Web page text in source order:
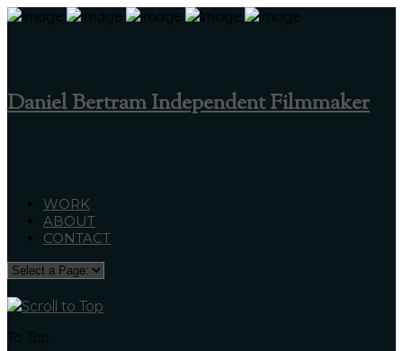
Daniel Bertram Independent Filmmaker
WORK
ABOUT
CONTACT
To Top